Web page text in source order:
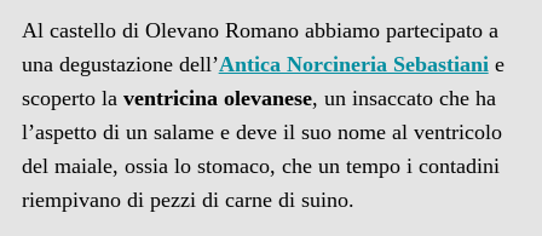
Al castello di Olevano Romano abbiamo partecipato a
una degustazione dell’Antica Norcineria Sebastianie
scoperto la ventricina olevanese, un insaccato che ha
l’aspetto di un salame e deve il suo nome al ventricolo
del maiale, ossia lo stomaco, che un tempo i contadini
riempivano di pezzi di carne di suino.